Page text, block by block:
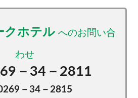
クホテル
－34－2811
－34－2815